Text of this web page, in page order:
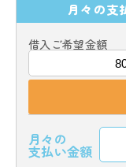
月々の支
借入ご希望金額
月々の
支払い金額